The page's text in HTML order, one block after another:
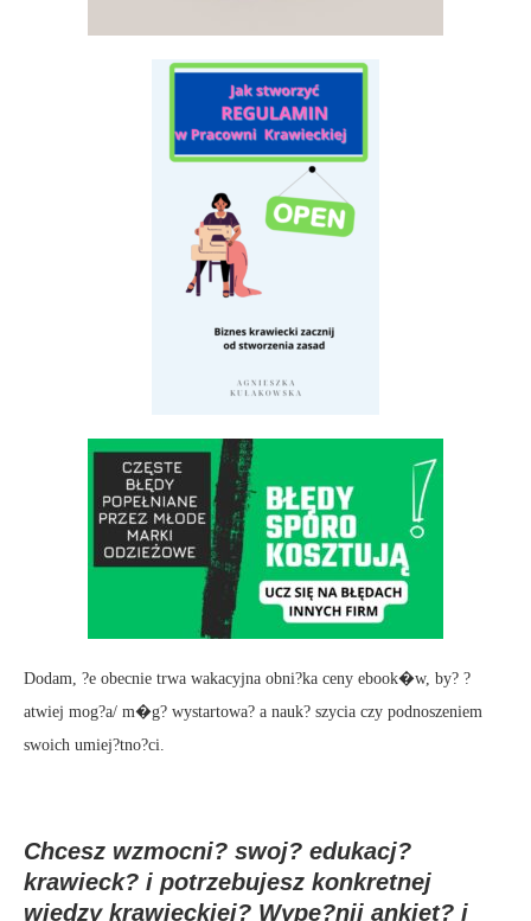
Dodam, ?e obecnie trwa wakacyjna obni?ka ceny ebook�w, by? ?
atwiej mog?a/ m�g? wystartowa? a nauk? szycia czy podnoszeniem
swoich umiej?tno?ci.
Chcesz wzmocni? swoj? edukacj?
krawieck? i potrzebujesz konkretnej
wiedzy krawieckiej? Wype?nij ankiet? i